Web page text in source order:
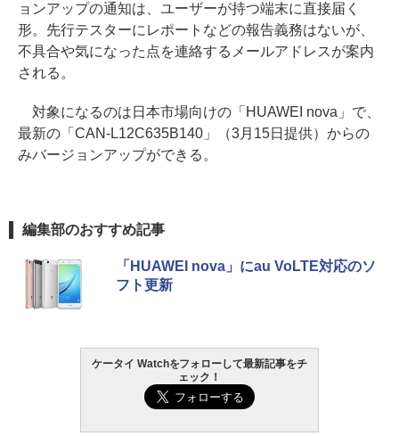
ョンアップの通知は、ユーザーが持つ端末に直接届く
形。先行テスターにレポートなどの報告義務はないが、
不具合や気になった点を連絡するメールアドレスが案内
される。
対象になるのは日本市場向けの「HUAWEI nova」で、
最新の「CAN-L12C635B140」（3月15日提供）からの
みバージョンアップができる。
編集部のおすすめ記事
「HUAWEI nova」にau VoLTE対応のソ
フト更新
ケータイ Watchをフォローして最新記事をチ
ェック！